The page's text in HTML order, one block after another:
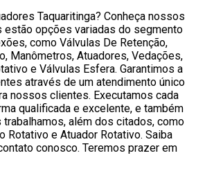
Taquaritinga? Conheça nossos
opções variadas do segmento
como Válvulas De Retenção,
Manômetros, Atuadores, Vedações,
e Válvulas Esfera. Garantimos a
através de um atendimento único
nossos clientes. Executamos cada
qualificada e excelente, e também
além dos citados, como
Rotativo e Atuador Rotativo. Saiba
conosco. Teremos prazer em